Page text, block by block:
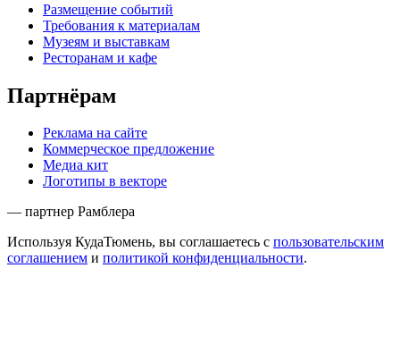
Размещение событий
Требования к материалам
Музеям и выставкам
Ресторанам и кафе
Партнёрам
Реклама на сайте
Коммерческое предложение
Медиа кит
Логотипы в векторе
— партнер Рамблера
Используя КудаТюмень, вы соглашаетесь с пользовательским
соглашением и политикой конфиденциальности.